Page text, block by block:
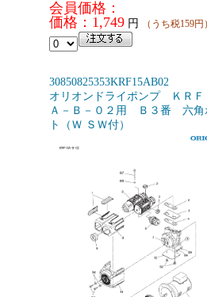
会員価格：
価格：1,749 円 （うち税159円
30850825353KRF15AB02
オリオンドライポンプ ＫＲＦ
Ａ－Ｂ－０２用 Ｂ３番 六角
ト（Ｗ ＳＷ付）